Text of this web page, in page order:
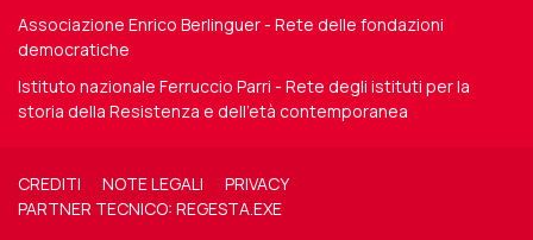
Associazione Enrico Berlinguer - Rete delle fondazioni
democratiche
Istituto nazionale Ferruccio Parri - Rete degli istituti per la
storia della Resistenza e dell'età contemporanea
CREDITI NOTE LEGALI
PRIVACY
PARTNER TECNICO: REGESTA.EXE